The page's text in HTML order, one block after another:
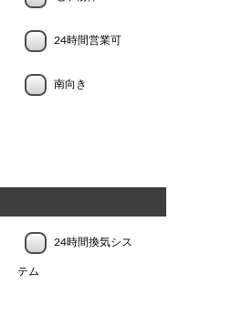
24時間営業可
南向き
24時間換気シス
テム